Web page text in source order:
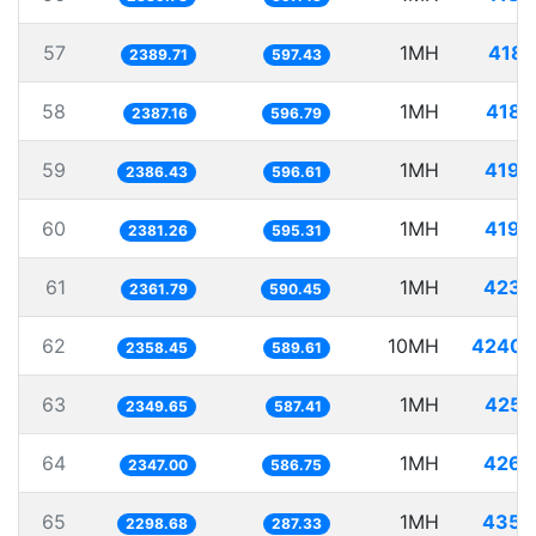
57 2389.71 597.43 1MH
58 2387.16 596.79 1MH
59 2386.43 596.61 1MH
60 2381.26 595.31 1MH
61 2361.79 590.45 1MH
62 2358.45 589.61 10MH
63 2349.65 587.41 1MH
64 2347.00 586.75 1MH
65 2298.68 287.33 1MH